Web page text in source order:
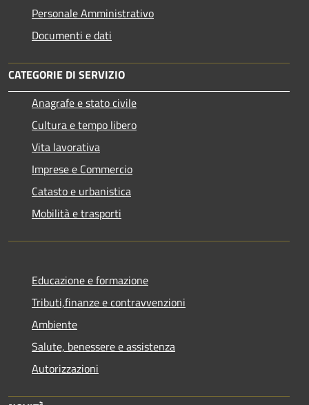
Personale Amministrativo
Documenti e dati
CATEGORIE DI SERVIZIO
Anagrafe e stato civile
Cultura e tempo libero
Vita lavorativa
Imprese e Commercio
Catasto e urbanistica
Mobilità e trasporti
Educazione e formazione
Tributi,finanze e contravvenzioni
Ambiente
Salute, benessere e assistenza
Autorizzazioni